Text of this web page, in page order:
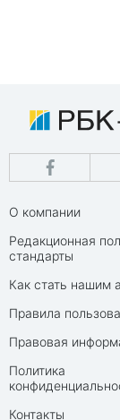
О компании
Редакционная
стандарты
Как стать нашим
Правила
Правовая
Политика
Контакты